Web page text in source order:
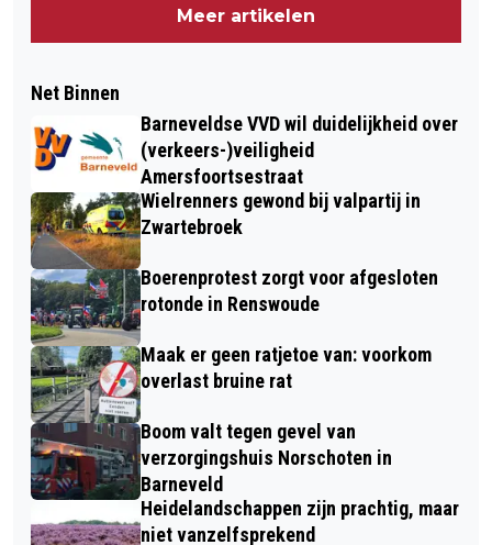
Meer artikelen
Net Binnen
Barneveldse VVD wil duidelijkheid over
(verkeers-)veiligheid
Amersfoortsestraat
Wielrenners gewond bij valpartij in
Zwartebroek
Boerenprotest zorgt voor afgesloten
rotonde in Renswoude
Maak er geen ratjetoe van: voorkom
overlast bruine rat
Boom valt tegen gevel van
verzorgingshuis Norschoten in
Barneveld
Heidelandschappen zijn prachtig, maar
niet vanzelfsprekend